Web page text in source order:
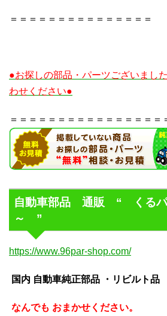
＝＝＝＝＝＝＝＝＝＝＝＝＝＝＝
●お探しの部品・パーツございまし
わせください●
＝＝＝＝＝＝＝＝＝＝＝＝＝＝＝＝
自動車部品 通販 “ くるパ
～ ”
https://www.96par-shop.com/
国内 自動車純正部品 ・リビルト品
なんでも おまかせください。